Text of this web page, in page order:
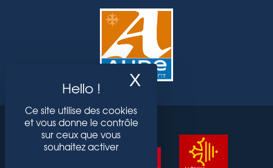
Ce site utilise des cookies
et vous donne le contrôle
sur ceux que vous
souhaitez activer
X Masquer le